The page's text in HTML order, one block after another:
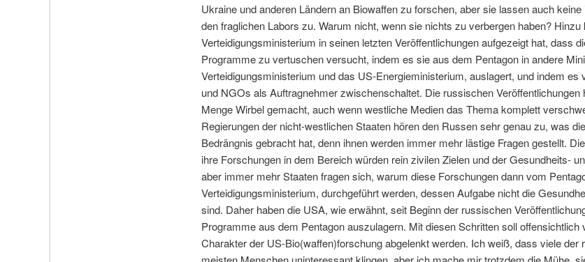
Ukraine und anderen Ländern an Biowaffen zu forschen, aber sie lassen auch
den fraglichen Labors zu. Warum nicht, wenn sie nichts zu verbergen haben?
Verteidigungsministerium in seinen letzten Veröffentlichungen aufgezeigt hat, dass
Programme zu vertuschen versucht, indem es sie aus dem Pentagon in andere
Verteidigungsministerium und das US-Energieministerium, auslagert, und indem
und NGOs als Auftragnehmer zwischenschaltet. Die russischen Veröffentlichungen
Menge Wirbel gemacht, auch wenn westliche Medien das Thema komplett
Regierungen der nicht-westlichen Staaten hören den Russen sehr genau zu, was
Bedrängnis gebracht hat, denn ihnen werden immer mehr lästige Fragen gestellt.
ihre Forschungen in dem Bereich würden rein zivilen Zielen und der Gesundheits-
aber immer mehr Staaten fragen sich, warum diese Forschungen dann vom
Verteidigungsministerium, durchgeführt werden, dessen Aufgabe nicht die
sind. Daher haben die USA, wie erwähnt, seit Beginn der russischen
Programme aus dem Pentagon auszulagern. Mit diesen Schritten soll offensichtlich
Charakter der US-Bio(waffen)forschung abgelenkt werden. Ich weiß, dass viele der